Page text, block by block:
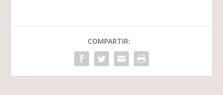
COMPARTIR: